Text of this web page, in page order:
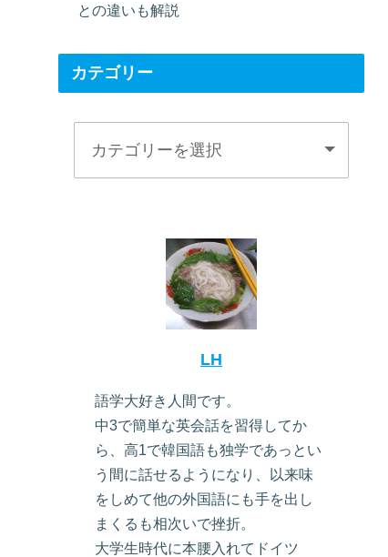
との違いも解説
カテゴリー
LH
語学大好き人間です。
中3で簡単な英会話を習得してか
ら、高1で韓国語も独学であっとい
う間に話せるようになり、以来味
をしめて他の外国語にも手を出し
まくるも相次いで挫折。
大学生時代に本腰入れてドイツ